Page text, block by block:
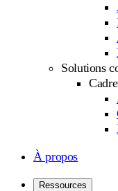
Solutions
À propos
Ressources